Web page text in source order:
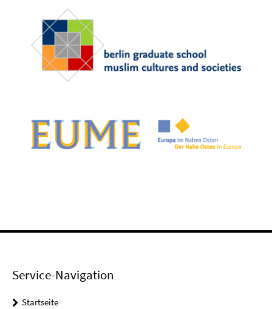
Service-Navigation
Startseite